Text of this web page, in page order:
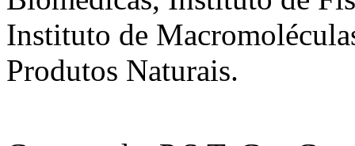
Instituto de
Produtos Naturais.